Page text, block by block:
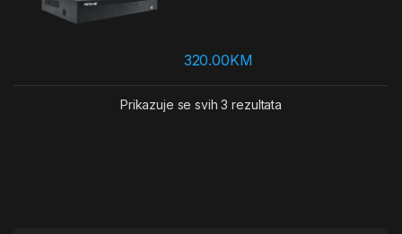
320.00KM
Prikazuje se svih 3 rezultataPoredano prema